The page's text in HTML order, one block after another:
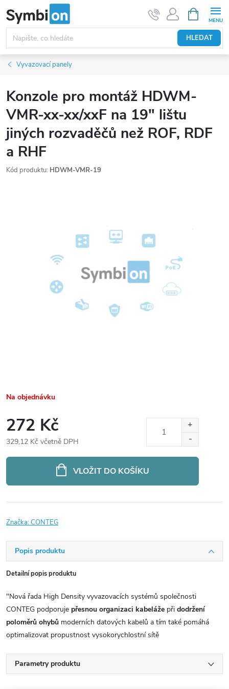
na
obsah
HLEDAT
NÁKUPNÍ
KOŠÍK
Vyvazovací panely
Konzole pro montáž HDWM-
VMR-xx-xx/xxF na 19" lištu
jiných rozvaděčů než ROF, RDF
a RHF
Kód produktu: HDWM-VMR-19
Na objednávku
272 Kč
329,12 Kč včetně DPH
VLOŽIT DO KOŠÍKU
Značka:CONTEG
Popis produktu
Detailní popis produktu
"Nová řada High Density vyvazovacích systémů společnosti
CONTEG podporuje přesnou organizaci kabeláže při dodržení
poloměrů ohybů moderních datových kabelů a tím také pomáhá
optimalizovat propustnost vysokorychlostní sítě
Parametry produktu